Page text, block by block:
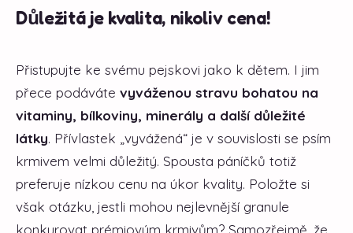
Důležitá je kvalita, nikoliv cena!
Přistupujte ke svému pejskovi jako k dětem. I jim
přece podáváte vyváženou stravu bohatou na
vitaminy, bílkoviny, minerály a další důležité
látky. Přívlastek „vyvážená“ je v souvislosti se psím
krmivem velmi důležitý. Spousta páníčků totiž
preferuje nízkou cenu na úkor kvality. Položte si
však otázku, jestli mohou nejlevnější granule
konkurovat prémiovým krmivům? Samozřejmě, že